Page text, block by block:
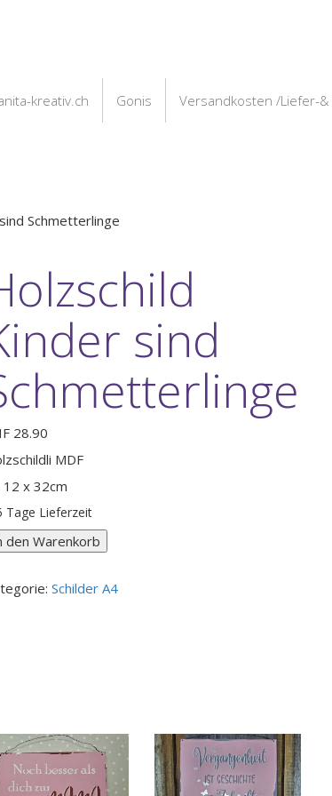
kreativ.ch Gonis Versandkosten /Liefer-
Schmetterlinge
sind
28.90
MDF
12 x 32cm
Tage Lieferzeit
den Warenkorb
Schilder A4